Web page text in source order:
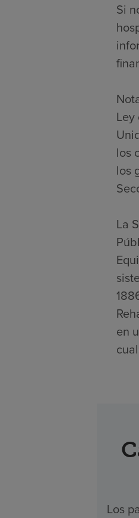
Si
los
los
La
en
Los